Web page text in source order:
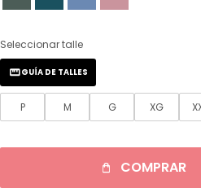
Seleccionar talle
P M G XG
GUÍA DE TALLES
COMPRAR